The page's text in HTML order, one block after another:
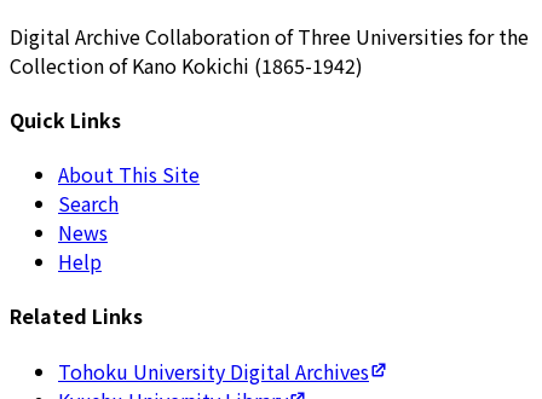
Digital Archive Collaboration of Three Universities for the
Collection of Kano Kokichi (1865-1942)
Quick Links
About This Site
Search
News
Help
Related Links
Tohoku University Digital Archives